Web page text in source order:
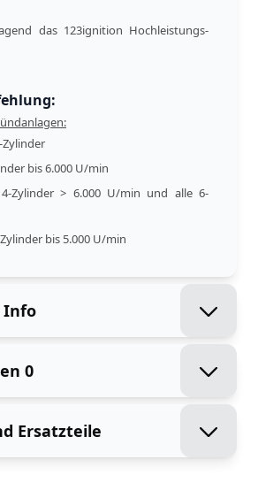
das 123ignition Hochleistungs-
Zylinder
bis 6.000 U/min
Zylinder > 6.000 U/min und alle 6-
bis 5.000 U/min
Info
0
Ersatzteile